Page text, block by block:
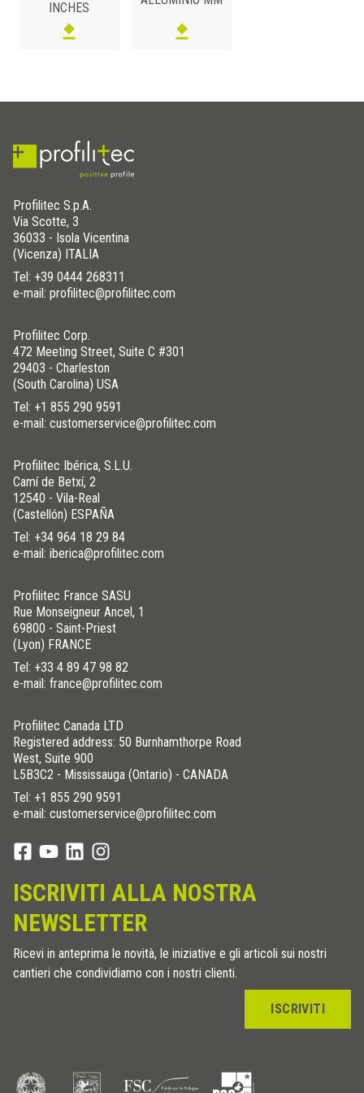
INCHES
Profilitec S.p.A.
Via Scotte, 3
36033 - Isola Vicentina
(Vicenza) ITALIA
Tel: +39 0444 268311
e-mail: profilitec@profilitec.com
Profilitec Corp.
472 Meeting Street, Suite C #301
29403 - Charleston
(South Carolina) USA
Tel: +1 855 290 9591
e-mail: customerservice@profilitec.com
Profilitec Ibérica, S.L.U.
Camí de Betxí, 2
12540 - Vila-Real
(Castellón) ESPAÑA
Tel: +34 964 18 29 84
e-mail: iberica@profilitec.com
Profilitec France SASU
Rue Monseigneur Ancel, 1
69800 - Saint-Priest
(Lyon) FRANCE
Tel: +33 4 89 47 98 82
e-mail: france@profilitec.com
Profilitec Canada LTD
Registered address: 50 Burnhamthorpe Road
West, Suite 900
L5B3C2 - Mississauga (Ontario) - CANADA
Tel: +1 855 290 9591
e-mail: customerservice@profilitec.com
ISCRIVITI ALLA NOSTRA
NEWSLETTER
Ricevi in anteprima le novità, le iniziative e gli articoli sui nostri
cantieri che condividiamo con i nostri clienti.
ISCRIVITI